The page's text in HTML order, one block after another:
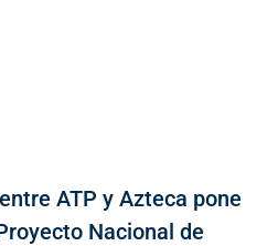
ATP y Azteca pone
Nacional de